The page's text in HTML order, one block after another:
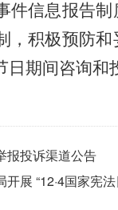
件信息报告制
，积极预防
日期间咨询和
报投诉渠道公告
展 “12·4国家宪